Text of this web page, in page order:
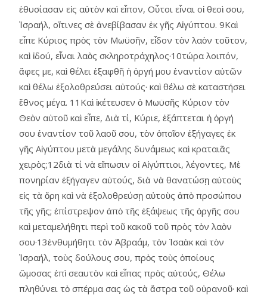
ἐθυσίασαν εἰς αὐτὸν καὶ εἶπον, Οὗτοι εἶναι οἱ θεοὶ σου,
Ἰσραήλ, οἵτινες σὲ ἀνεβίβασαν ἐκ γῆς Αἰγύπτου. 9Καὶ
εἶπε Κύριος πρὸς τὸν Μωϋσῆν, εἶδον τὸν λαὸν τοῦτον,
καὶ ἰδού, εἶναι λαὸς σκληροτράχηλος·10τώρα λοιπόν,
ἄφες με, καὶ θέλει ἐξαφθῆ ἡ ὀργή μου ἐναντίον αὐτῶν
καὶ θέλω ἐξολοθρεύσει αὐτούς· καὶ θέλω σὲ καταστήσει
ἔθνος μέγα. 11Καὶ ἱκέτευσεν ὁ Μωϋσῆς Κύριον τὸν
Θεὸν αὐτοῦ καὶ εἶπε, Διὰ τί, Κύριε, ἐξάπτεται ἡ ὀργή
σου ἐναντίον τοῦ λαοῦ σου, τὸν ὁποῖον ἐξήγαγες ἐκ
γῆς Αἰγύπτου μετὰ μεγάλης δυνάμεως καὶ κραταιᾶς
χειρὸς;12διὰ τί νὰ εἴπωσιν οἱ Αἰγύπτιοι, λέγοντες, Μὲ
πονηρίαν ἐξήγαγεν αὐτούς, διὰ νὰ θανατώσῃ αὐτοὺς
εἰς τὰ ὄρη καὶ νὰ ἐξολοθρεύσῃ αὐτοὺς ἀπὸ προσώπου
τῆς γῆς; ἐπίστρεψον ἀπὸ τῆς ἐξάψεως τῆς ὀργῆς σου
καὶ μεταμελήθητι περὶ τοῦ κακοῦ τοῦ πρὸς τὸν λαὸν
σου·13ἐνθυμήθητι τὸν Ἀβραάμ, τὸν Ἰσαὰκ καὶ τὸν
Ἰσραήλ, τοὺς δούλους σου, πρὸς τοὺς ὁποίους
ὥμοσας ἐπὶ σεαυτὸν καὶ εἶπας πρὸς αὐτούς, Θέλω
πληθύνει τὸ σπέρμα σας ὡς τὰ ἄστρα τοῦ οὐρανοῦ· καὶ